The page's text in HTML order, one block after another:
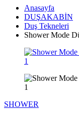
Anasayfa
DUŞAKABİN
Duş Tekneleri
Shower Mode
SHOWER